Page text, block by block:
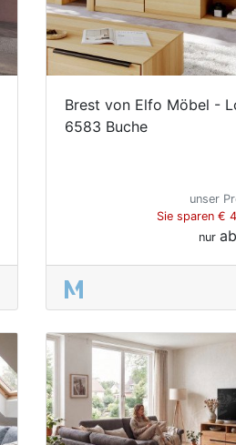
Brest von Elfo Möbel -
6583 Buche
unser
Sie sparen €
nur